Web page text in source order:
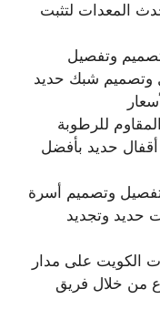
المعدات لتثبت
وتفصيل
وتصميم شبك حديد
للرطوبة
حديد بأفضل
وتصميم أسرة
حديد وتجديد
الكويت على مدار
من خلال فريق